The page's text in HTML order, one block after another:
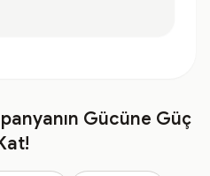
Gücüne Güç